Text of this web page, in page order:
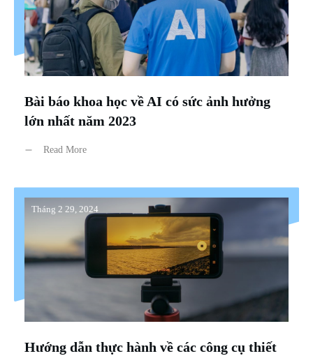
Bài báo khoa học về AI có sức ảnh hưởng
lớn nhất năm 2023
Read More
Tháng 2 29, 2024
Hướng dẫn thực hành về các công cụ thiết